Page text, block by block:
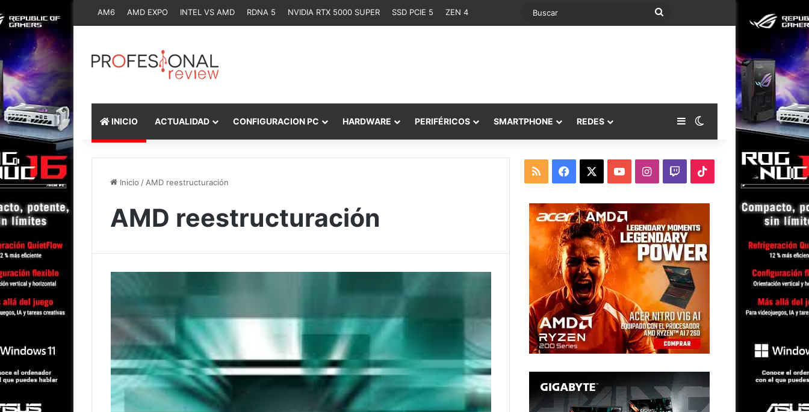
AM6 AMD EXPO INTEL VS AMD RDNA 5 NVIDIA RTX 5000 SUPER SSD PCIE 5 ZEN 4 Buscar
INICIO ACTUALIDAD CONFIGURACION PC HARDWARE PERIFÉRICOS SMARTPHONE REDES Barra lateral
Switch skin
Inicio / AMD reestructuración
AMD reestructuración
RSS Facebook YouTubeInstagram
TwitchTikTok